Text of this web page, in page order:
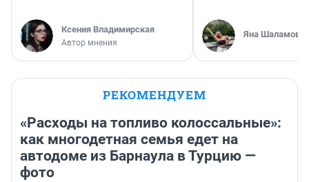
Ксения Владимирская
Автор мнения
Яна Шаламова
РЕКОМЕНДУЕМ
«Расходы на топливо колоссальные»:
как многодетная семья едет на
автодоме из Барнаула в Турцию —
фото